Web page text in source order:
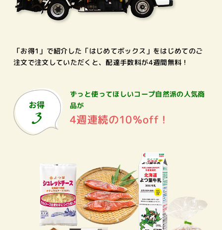
「お得1」で紹介した「はじめてボックス」をはじめてのご
注文で注文していただくと、配達手数料が4週間無料！
ずっと使ってほしいコープ自然派の人気商
品が
4週連続の10％off！